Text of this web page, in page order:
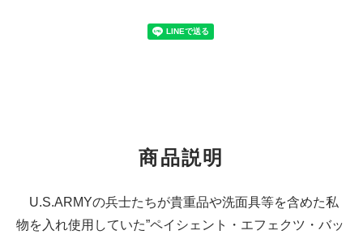
商品説明
U.S.ARMYの兵士たちが貴重品や洗面具等を含めた私
物を入れ使用していた”ペイシェント・エフェクツ・バッ